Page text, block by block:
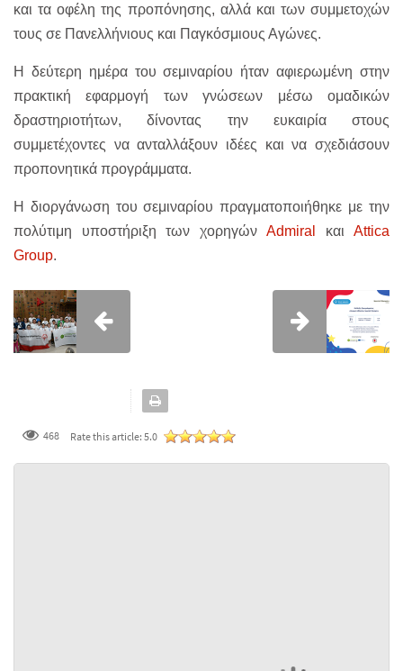
και τα οφέλη της προπόνησης, αλλά και των συμμετοχών
τους σε Πανελλήνιους και Παγκόσμιους Αγώνες.
Η δεύτερη ημέρα του σεμιναρίου ήταν αφιερωμένη στην
πρακτική εφαρμογή των γνώσεων μέσω ομαδικών
δραστηριοτήτων, δίνοντας την ευκαιρία στους
συμμετέχοντες να ανταλλάξουν ιδέες και να σχεδιάσουν
προπονητικά προγράμματα.
Η διοργάνωση του σεμιναρίου πραγματοποιήθηκε με την
πολύτιμη υποστήριξη των χορηγών Admiral και Attica
Group.
468 Rate this article: 5.0